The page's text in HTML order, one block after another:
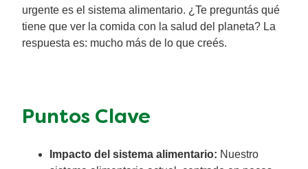
urgente es el sistema alimentario. ¿Te preguntás qué
tiene que ver la comida con la salud del planeta? La
respuesta es: mucho más de lo que creés.
Puntos Clave
Impacto del sistema alimentario: Nuestro